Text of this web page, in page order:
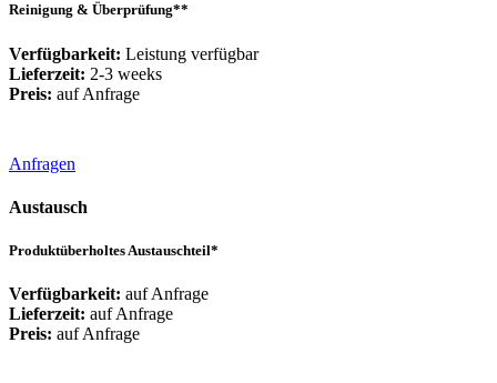
Reinigung & Überprüfung**
Verfügbarkeit: Leistung verfügbar
Lieferzeit: 2-3 weeks
Preis: auf Anfrage
Anfragen
Austausch
Produktüberholtes Austauschteil*
Verfügbarkeit: auf Anfrage
Lieferzeit: auf Anfrage
Preis: auf Anfrage